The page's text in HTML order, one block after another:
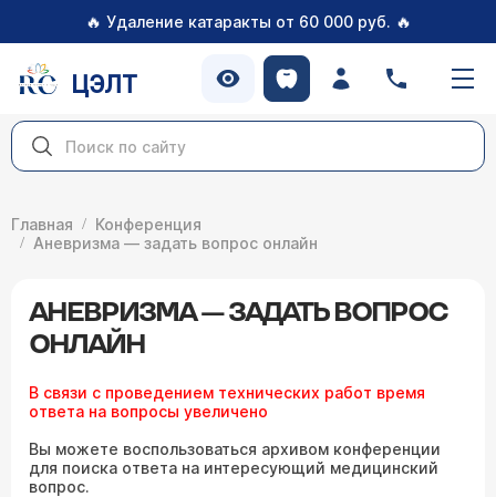
🔥 Удаление катаракты от 60 000 руб. 🔥
ЦЭЛТ
Главная
Конференция
Аневризма — задать вопрос онлайн
АНЕВРИЗМА — ЗАДАТЬ ВОПРОС
ОНЛАЙН
В связи с проведением технических работ время
ответа на вопросы увеличено
Вы можете воспользоваться архивом конференции
для поиска ответа на интересующий медицинский
вопрос.